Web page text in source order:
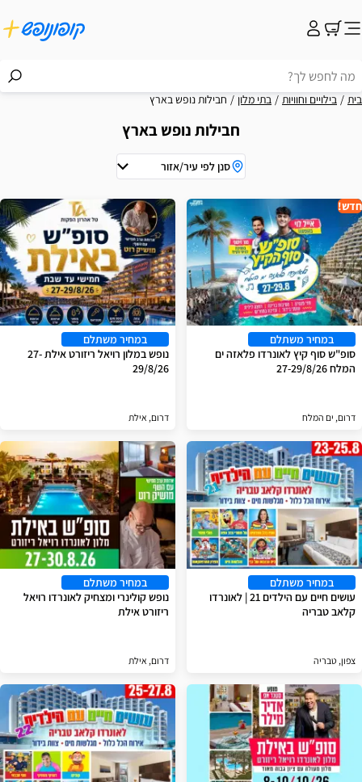
בית בילויים וחוויות בתי מלון חבילות נופש בארץ
חבילות נופש בארץ
סנן לפי עיר/אזור
תוצאות
חדש!
במחיר משתלם
סופ"ש סוף קיץ לאונרדו פלאזה ים
המלח 27-29/8/26
דרום, ים המלח
במחיר משתלם
נופש במלון רויאל ריזורט אילת 27-
29/8/26
דרום, אילת
במחיר משתלם
עושים חיים עם הילדים 21 | לאונרדו
קלאב טבריה
צפון, טבריה
במחיר משתלם
נופש קולינרי ומצחיק לאונרדו רויאל
ריזורט אילת
דרום, אילת